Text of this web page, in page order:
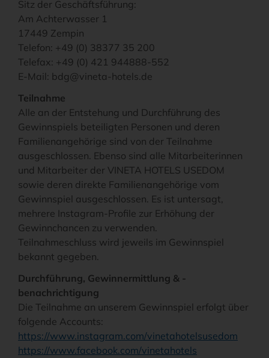
Sitz der Geschäftsführung:
Am Achterwasser 1
17449 Zempin
Telefon: +49 (0) 38377 35 200
Telefax: +49 (0) 421 944888-552
E-Mail: bdg@vineta-hotels.de
Teilnahme
Alle an der Entstehung und Durchführung des
Gewinnspiels beteiligten Personen und deren
Familienangehörige sind von der Teilnahme
ausgeschlossen. Ebenso sind alle Mitarbeiterinnen
und Mitarbeiter der VINETA HOTELS USEDOM
sowie deren direkte Familienangehörige vom
Gewinnspiel ausgeschlossen. Es ist untersagt,
mehrere Instagram-Profile zur Erhöhung der
Gewinnchancen zu verwenden.
Teilnahmeschluss wird jeweils im Gewinnspiel
bekannt gegeben.
Durchführung, Gewinnermittlung & -
benachrichtigung
Die Teilnahme an unserem Gewinnspiel erfolgt über
folgende Accounts:
https://www.instagram.com/vinetahotelsusedom
https://www.facebook.com/vinetahotels